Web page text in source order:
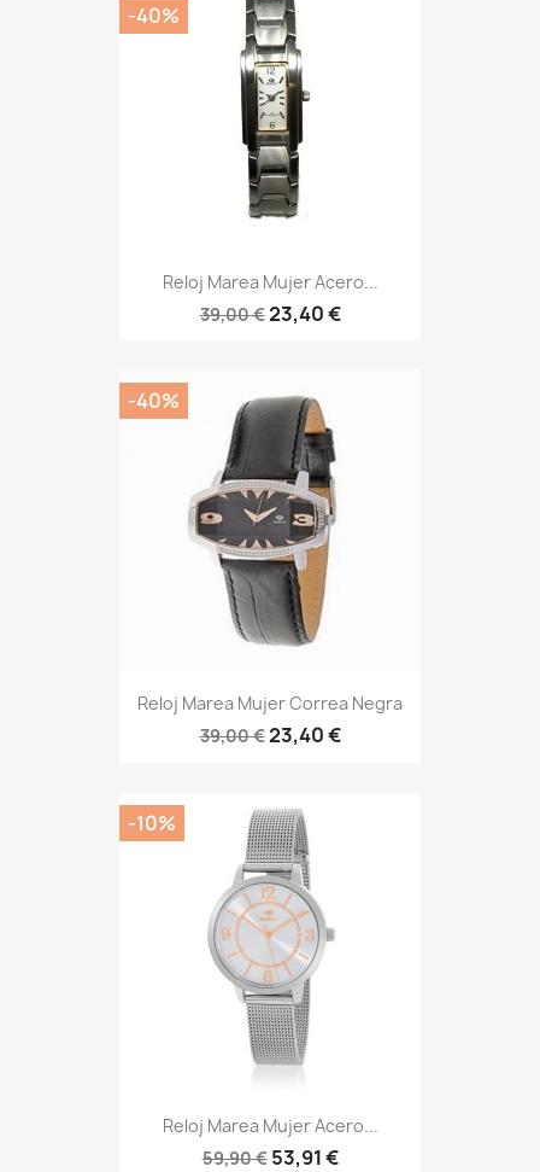
Reloj Marea Mujer Acero...
39,00 €23,40 €
-40%
Reloj Marea Mujer Correa Negra
39,00 €23,40 €
-40%
Reloj Marea Mujer Acero...
59,90 € 53,91 €
-10%